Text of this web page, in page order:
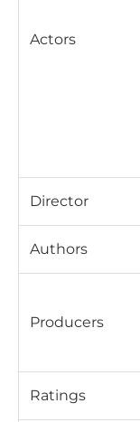
Actors
Director
Authors
Producers
Ratings